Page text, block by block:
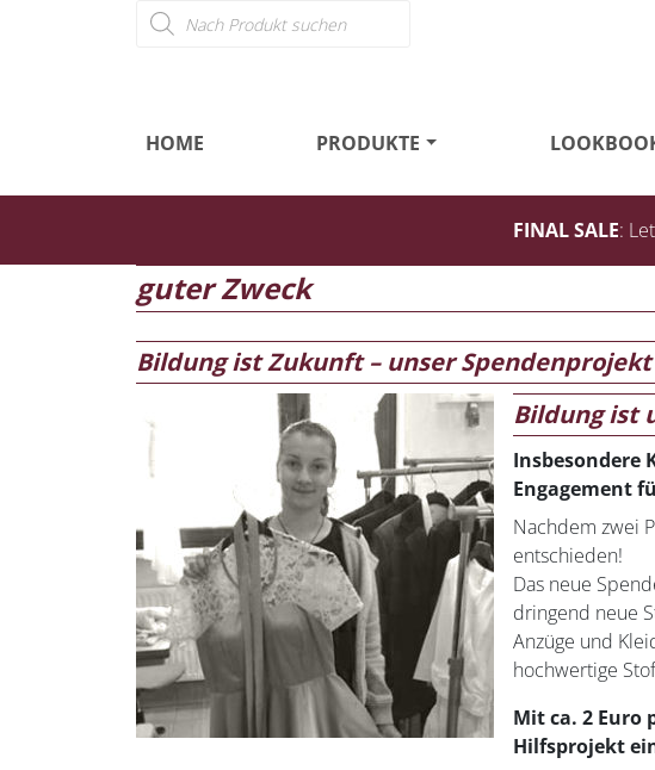
Products search
HOME PRODUKTE
FINAL SALE:
guter Zweck
Bildung ist Zukunft – unser Spendenprojekt
Bildung ist
Insbesondere
Engagement
Nachdem zwei
entschieden!
Das neue
dringend neue
Anzüge und
hochwertige
Mit ca. 2 Euro
Hilfsprojekt